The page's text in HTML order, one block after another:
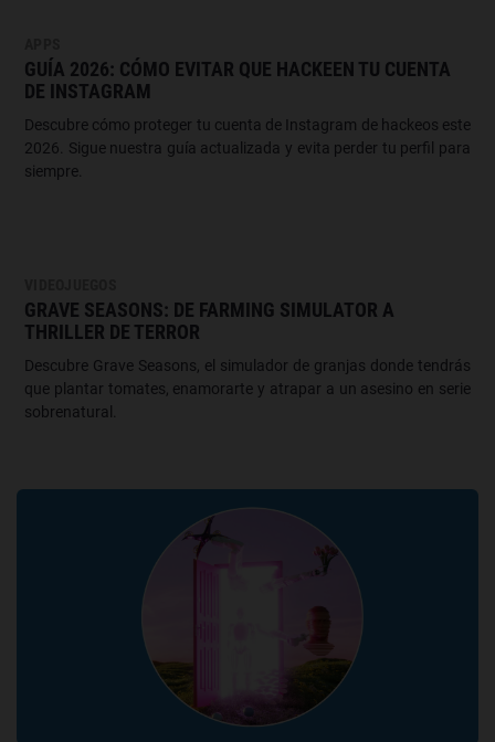
GUÍA 2026: CÓMO EVITAR QUE HACKEEN TU CUENTA
DE INSTAGRAM
Descubre cómo proteger tu cuenta de Instagram de hackeos este
2026. Sigue nuestra guía actualizada y evita perder tu perfil para
siempre.
GRAVE SEASONS: DE FARMING SIMULATOR A
THRILLER DE TERROR
Descubre Grave Seasons, el simulador de granjas donde tendrás
que plantar tomates, enamorarte y atrapar a un asesino en serie
sobrenatural.